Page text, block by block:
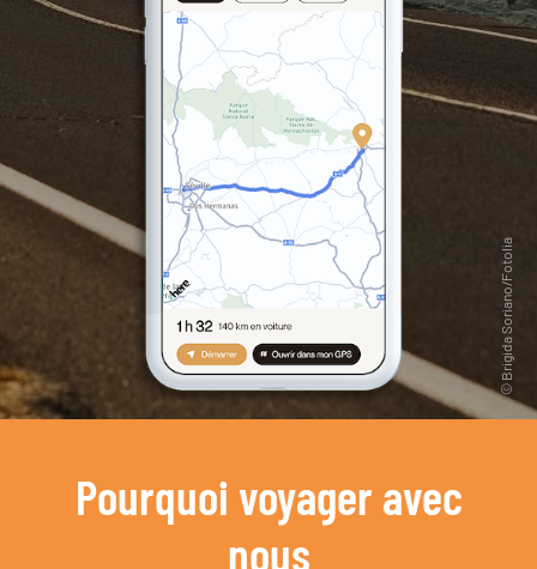
Pourquoi voyager avec
nous